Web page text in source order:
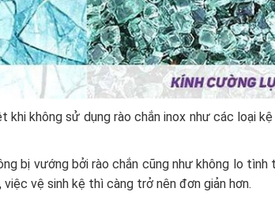
khi không sử dụng rào chắn inox như các loại
bị vướng bởi rào chắn cũng như không lo tình
vệ sinh kệ thì càng trở nên đơn giản hơn.